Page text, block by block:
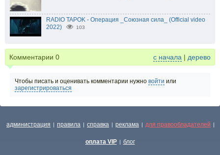
RADIO TAPOK - Операция _Союзная сила_ (Official video
2022)
103
Комментарии 0 с начала | дерево
Чтобы писать и оценивать комментарии нужно войти или
зарегистрироваться
администрация | правила | справка | реклама | для правообладателей |
оплата VIP | блог